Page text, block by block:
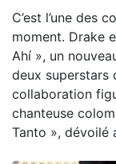
C’est l’une des
moment. Drake
Ahí », un
deux superstars
collaboration
chanteuse
Tanto », dévoilé